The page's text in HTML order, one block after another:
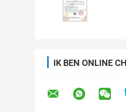
IK BEN ONLINE